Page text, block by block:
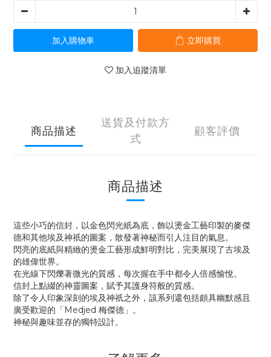
加入購物車 立即購買
加入追蹤清單
商品描述
送貨及付款方
式
顧客評價
商品描述
這些小巧的信封，以金色閃光紙為底，飾以燙金工藝印製的麥傑
德和其他埃及神祇的圖案，散發著神秘而引人注目的氣息。
閃亮的底紙與精緻的燙金工藝形成鮮明對比，完美展現了古埃及
的雄偉世界。
在光線下閃爍著微光的質感，每次握在手中都令人倍感愉悅。
信封上點綴的神靈圖案，賦予其護身符般的質感。
除了令人印象深刻的埃及神祇之外，該系列還包括頗具幽默感且
廣受歡迎的「Medjed 梅傑德」。
神秘與趣味並存的獨特設計。